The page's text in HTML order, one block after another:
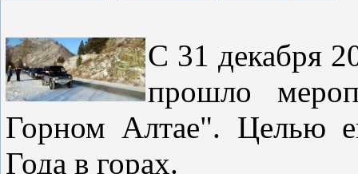
С 31 декабря
прошло
Горном Алтае". Целью
Года в горах.